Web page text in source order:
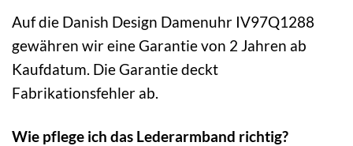
Auf die Danish Design Damenuhr IV97Q1288
gewähren wir eine Garantie von 2 Jahren ab
Kaufdatum. Die Garantie deckt
Fabrikationsfehler ab.
Wie pflege ich das Lederarmband richtig?